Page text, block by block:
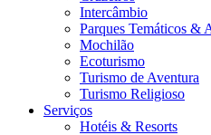
Intercâmbio
Parques Temáticos &
Mochilão
Ecoturismo
Turismo de Aventura
Turismo Religioso
Serviços
Hotéis & Resorts